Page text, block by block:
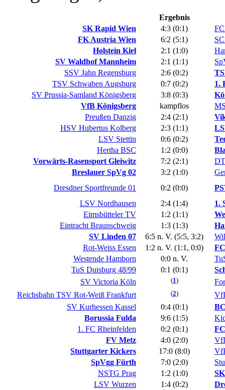
Ergebnis
SK Rapid Wien
4:3 (0:1)
FK Austria Wien
6:2 (5:1)
Holstein Kiel
2:1 (1:0)
SV Waldhof Mannheim
2:1 (1:1)
SSV Jahn Regensburg
2:6 (0:2)
TSV Schwaben Augsburg
0:7 (0:2)
1.
SV Prussia-Samland Königsberg
3:8 (0:3)
VfB Königsberg
kampflos
Preußen Danzig
2:4 (2:1)
HSV Hubertus Kolberg
2:3 (1:1)
LSV Stettin
0:6 (0:2)
Hertha BSC
1:2 (0:0)
Vorwärts-Rasensport Gleiwitz
7:2 (2:1)
Breslauer SpVg 02
3:2 (1:0)
Dresdner Sportfreunde 01
0:2 (0:0)
LSV Nordhausen
2:4 (1:4)
1.
Eimsbütteler TV
1:2 (1:1)
Eintracht Braunschweig
1:3 (1:3)
SV Linden 07
6:5 n. V. (5:5, 3:2)
Rot-Weiss Essen
1:2 n. V. (1:1, 0:0)
Westende Hamborn
0:0 n. V.
TuS Duisburg 48/99
0:1 (0:1)
SV Victoria Köln
(1)
Reichsbahn TSV Rot-Weiß Frankfurt
(2)
SV Kurhessen Kassel
0:4 (0:1)
Borussia Fulda
9:6 (1:5)
1. FC Rheinfelden
0:2 (0:1)
FV Metz
4:0 (2:0)
Stuttgarter Kickers
17:0 (8:0)
SpVgg Fürth
7:0 (2:0)
NSTG Prag
1:2 (1:0)
LSV Wurzen
1:4 (0:2)